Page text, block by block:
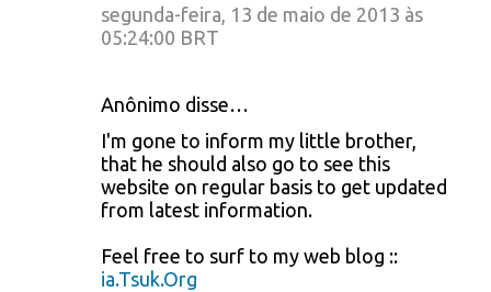
segunda-feira, 13 de maio de 2013 às
05:24:00 BRT
Anônimo disse…
I'm gone to inform my little brother,
that he should also go to see this
website on regular basis to get updated
from latest information.
Feel free to surf to my web blog ::
ia.Tsuk.Org